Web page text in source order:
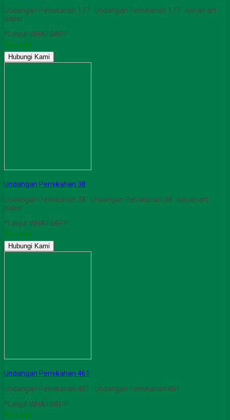
Undangan Pernikahan 177 Undangan Pernikahan 177 bahan art
paper
*Lanjut WHATSAPP
Tersedia
Hubungi Kami
Undangan Pernikahan 38
Undangan Pernikahan 38 Undangan Pernikahan 38 bahan art
paper
*Lanjut WHATSAPP
Tersedia
Hubungi Kami
Undangan Pernikahan 461
Undangan Pernikahan 461 Undangan Pernikahan 461
*Lanjut WHATSAPP
Tersedia